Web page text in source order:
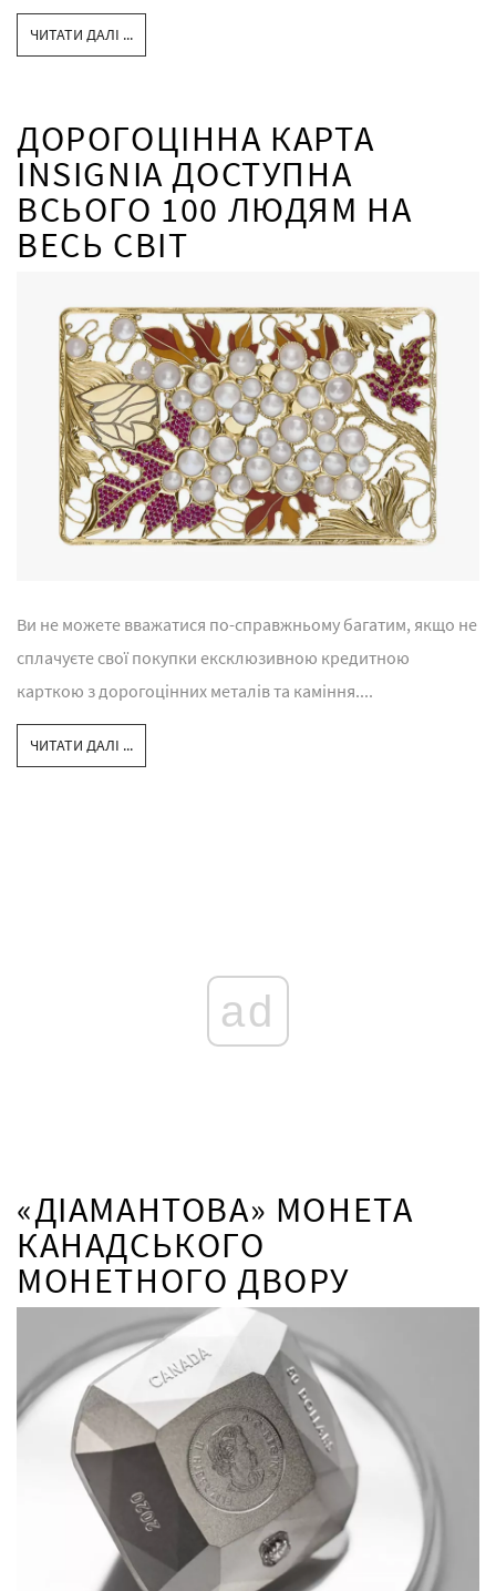
ЧИТАТИ ДАЛІ ...
ДОРОГОЦІННА КАРТА
INSIGNIA ДОСТУПНА
ВСЬОГО 100 ЛЮДЯМ НА
ВЕСЬ СВІТ
Ви не можете вважатися по-справжньому багатим, якщо не
сплачуєте свої покупки ексклюзивною кредитною
карткою з дорогоцінних металів та каміння....
ЧИТАТИ ДАЛІ ...
ad
«ДІАМАНТОВА» МОНЕТА
КАНАДСЬКОГО
МОНЕТНОГО ДВОРУ